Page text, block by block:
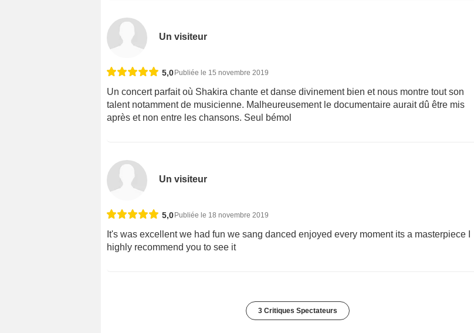
Un visiteur
5,0Publiée le 15 novembre 2019
Un concert parfait où Shakira chante et danse divinement bien et nous montre tout son
talent notamment de musicienne. Malheureusement le documentaire aurait dû être mis
après et non entre les chansons. Seul bémol
Un visiteur
5,0Publiée le 18 novembre 2019
It's was excellent we had fun we sang danced enjoyed every moment its a masterpiece I
highly recommend you to see it
3 Critiques Spectateurs